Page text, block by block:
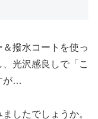
撥水コートを使っ
光沢感良しで「こ
が…
したでしょうか。